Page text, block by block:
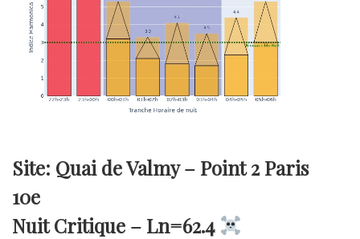
Site: Quai de Valmy – Point 2 Paris
10e
Nuit Critique – Ln=62.4